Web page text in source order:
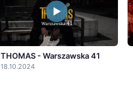
THOMAS - Warszawska 41
18.10.2024